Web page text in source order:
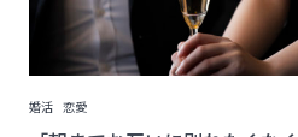
婚活 恋愛